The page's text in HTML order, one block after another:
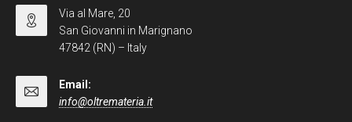
Via al Mare, 20
San Giovanni in Marignano
47842 (RN) – Italy
Email:
info@oltremateria.it